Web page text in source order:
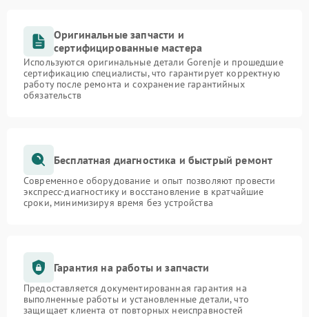
Оригинальные запчасти и
сертифицированные мастера
Используются оригинальные детали Gorenje и прошедшие
сертификацию специалисты, что гарантирует корректную
работу после ремонта и сохранение гарантийных
обязательств
Бесплатная диагностика и быстрый ремонт
Современное оборудование и опыт позволяют провести
экспресс-диагностику и восстановление в кратчайшие
сроки, минимизируя время без устройства
Гарантия на работы и запчасти
Предоставляется документированная гарантия на
выполненные работы и установленные детали, что
защищает клиента от повторных неисправностей